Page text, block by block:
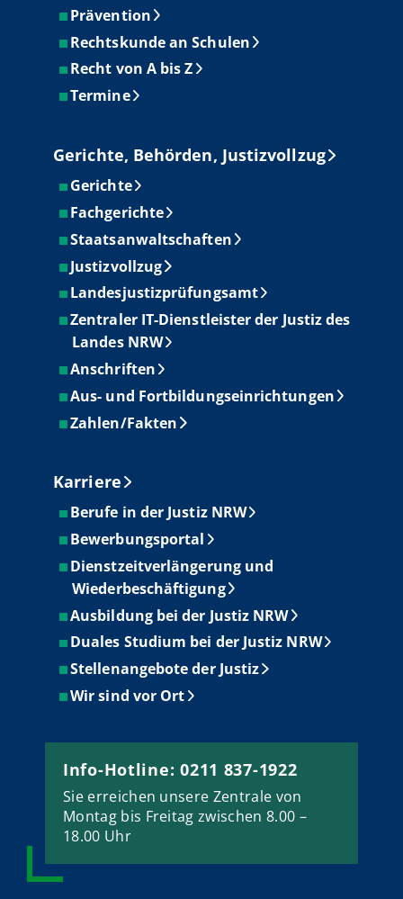
Prävention
Rechtskunde an Schulen
Recht von A bis Z
Termine
Gerichte, Behörden, Justizvollzug
Gerichte
Fachgerichte
Staatsanwaltschaften
Justizvollzug
Landesjustizprüfungsamt
Zentraler IT-Dienstleister der Justiz des
Landes NRW
Anschriften
Aus- und Fortbildungseinrichtungen
Zahlen/Fakten
Karriere
Berufe in der Justiz NRW
Bewerbungsportal
Dienstzeitverlängerung und
Wiederbeschäftigung
Ausbildung bei der Justiz NRW
Duales Studium bei der Justiz NRW
Stellenangebote der Justiz
Wir sind vor Ort
Info-Hotline: 0211 837-1922
Sie erreichen unsere Zentrale von
Montag bis Freitag zwischen 8.00 –
18.00 Uhr